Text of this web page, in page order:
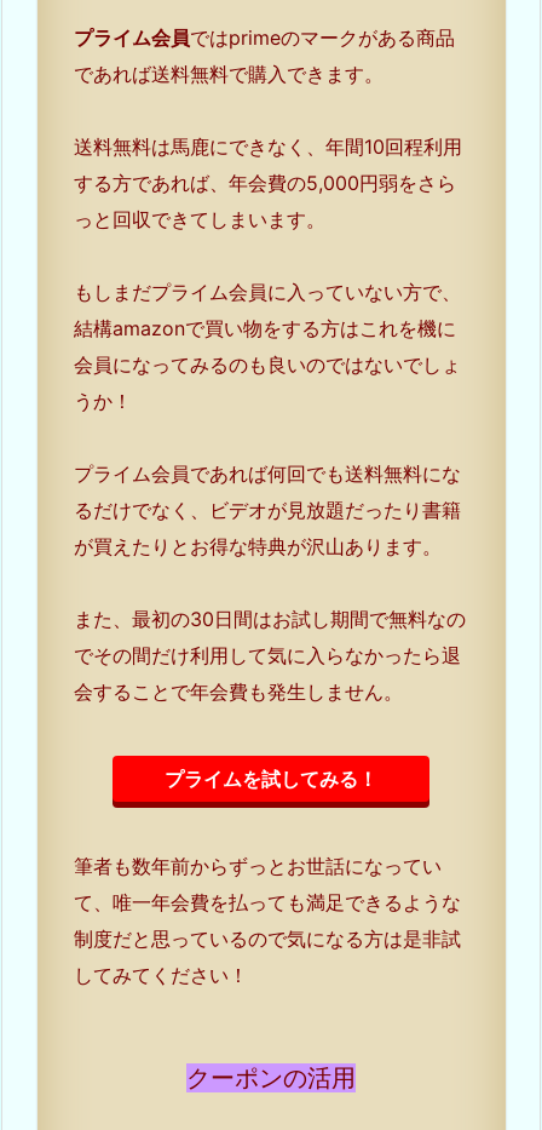
プライム会員ではprimeのマークがある商品
であれば送料無料で購入できます。
送料無料は馬鹿にできなく、年間10回程利用
する方であれば、年会費の5,000円弱をさら
っと回収できてしまいます。
もしまだプライム会員に入っていない方で、
結構amazonで買い物をする方はこれを機に
会員になってみるのも良いのではないでしょ
うか！
プライム会員であれば何回でも送料無料にな
るだけでなく、ビデオが見放題だったり書籍
が買えたりとお得な特典が沢山あります。
また、最初の30日間はお試し期間で無料なの
でその間だけ利用して気に入らなかったら退
会することで年会費も発生しません。
プライムを試してみる！
筆者も数年前からずっとお世話になってい
て、唯一年会費を払っても満足できるような
制度だと思っているので気になる方は是非試
してみてください！
クーポンの活用